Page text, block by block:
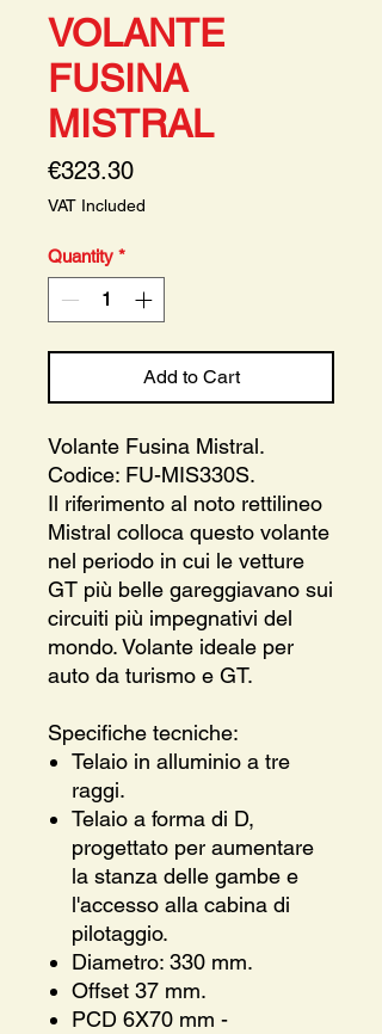
VOLANTE
FUSINA
MISTRAL
€323.30Price
VAT Included
Quantity *
Add to Cart
Volante Fusina Mistral.
Codice: FU-MIS330S.
Il riferimento al noto rettilineo
Mistral colloca questo volante
nel periodo in cui le vetture
GT più belle gareggiavano sui
circuiti più impegnativi del
mondo. Volante ideale per
auto da turismo e GT.
Specifiche tecniche:
Telaio in alluminio a tre
raggi.
Telaio a forma di D,
progettato per aumentare
la stanza delle gambe e
l'accesso alla cabina di
pilotaggio.
Diametro: 330 mm.
Offset 37 mm.
PCD 6X70 mm -